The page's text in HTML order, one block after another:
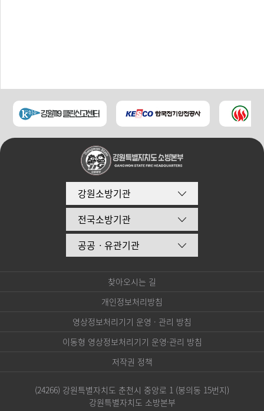
강원소방기관
전국소방기관
공공ㆍ유관기관
찾아오시는 길
개인정보처리방침
영상정보처리기기 운영 · 관리 방침
이동형 영상정보처리기기 운영·관리 방침
저작권 정책
(24266) 강원특별자치도 춘천시 중앙로 1 (봉의동 15번지)
강원특별자치도 소방본부